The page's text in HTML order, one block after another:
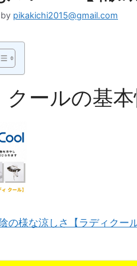
by pikakichi2015@gmail.com
クールの基
の様な涼しさ【ラディクール